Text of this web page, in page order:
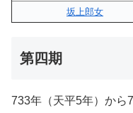
坂上郎女
第四期
733年（天平5年）から